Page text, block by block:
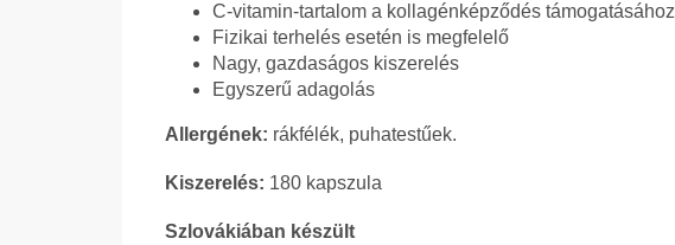
C-vitamin-tartalom a kollagénképződés támogatásához
Fizikai terhelés esetén is megfelelő
Nagy, gazdaságos kiszerelés
Egyszerű adagolás
Allergének: rákfélék, puhatestűek.
Kiszerelés: 180 kapszula
Szlovákiában készült